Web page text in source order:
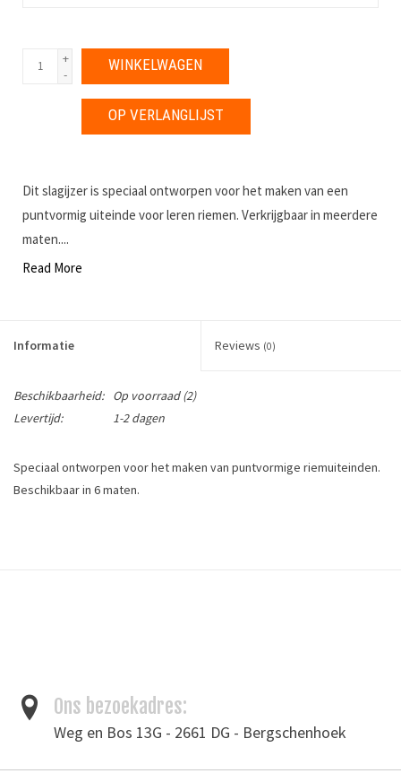
+
-
WINKELWAGEN
OP VERLANGLIJST
Dit slagijzer is speciaal ontworpen voor het maken van een
puntvormig uiteinde voor leren riemen. Verkrijgbaar in meerdere
maten....
Read More
Informatie Reviews (0)
Beschikbaarheid: Op voorraad(2)
Levertijd:
1-2 dagen
Speciaal ontworpen voor het maken van puntvormige riemuiteinden.
Beschikbaar in 6 maten.
Ivan Leathercraft
Toevoegen om te vergelijken/Afdrukken
Ons bezoekadres:
Weg en Bos 13G - 2661 DG - Bergschenhoek